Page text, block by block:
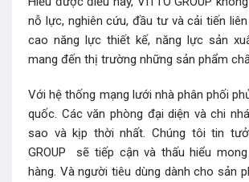
nỗ lực, nghiên cứu, đầu tư và cải tiến
cao năng lực thiết kế, năng lực sản
mang đến thị trường những sản phẩm
Với hệ thống mạng lưới nhà phân phối
quốc. Các văn phòng đại diện và chi
sao và kịp thời nhất. Chúng tôi tin
GROUP sẽ tiếp cận và thấu hiểu
hàng. Và người tiêu dùng dành cho sản